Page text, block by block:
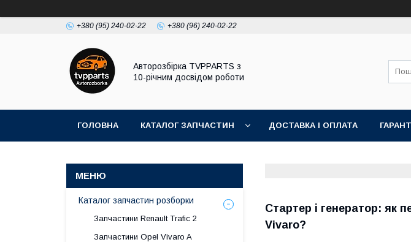
+380 (95) 240-02-22 +380 (96) 240-02-22
Авторозбірка TVPPARTS з
10-річним досвідом роботи
ГОЛОВНА КАТАЛОГ ЗАПЧАСТИН ДОСТАВКА І ОПЛАТА
Стартер і генератор: як
Vivaro?
Каталог запчастин розборки
Запчастини Renault Trafic 2
Запчастини Opel Vivaro A